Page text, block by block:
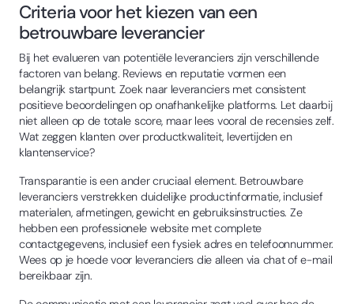
Criteria voor het kiezen van een
betrouwbare leverancier
Bij het evalueren van potentiële leveranciers zijn verschillende
factoren van belang. Reviews en reputatie vormen een
belangrijk startpunt. Zoek naar leveranciers met consistent
positieve beoordelingen op onafhankelijke platforms. Let daarbij
niet alleen op de totale score, maar lees vooral de recensies zelf.
Wat zeggen klanten over productkwaliteit, levertijden en
klantenservice?
Transparantie is een ander cruciaal element. Betrouwbare
leveranciers verstrekken duidelijke productinformatie, inclusief
materialen, afmetingen, gewicht en gebruiksinstructies. Ze
hebben een professionele website met complete
contactgegevens, inclusief een fysiek adres en telefoonnummer.
Wees op je hoede voor leveranciers die alleen via chat of e-mail
bereikbaar zijn.